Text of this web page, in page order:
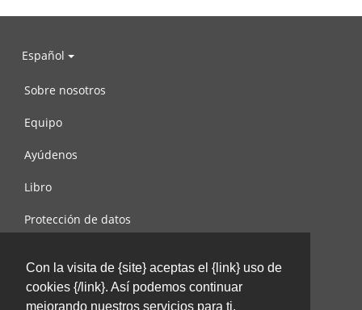
Con la visita de {site} aceptas el {link} uso de
cookies {/link}. Así podemos continuar
mejorando nuestros servicios para ti.
Español
Sobre nosotros
Equipo
Ayúdenos
Libro
Protección de datos
Contáctenos